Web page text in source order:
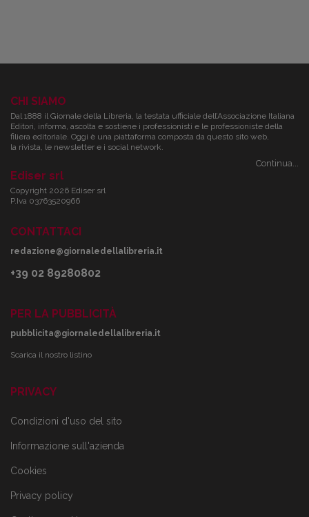
CHI SIAMO
Dal 1888 il Giornale della Libreria, la testata ufficiale dell’Associazione Italiana
Editori, informa, ascolta e sostiene i professionisti e le professioniste della
filiera editoriale. Oggi è una piattaforma composta da questo sito web,
la rivista, le newsletter e i social network.
Continua...
Ediser srl
Copyright 2026 Ediser srl
P.Iva 03763520966
CONTATTACI
redazione@giornaledellalibreria.it
+39 02 89280802
PER LA PUBBLICITÀ
pubblicita@giornaledellalibreria.it
Scarica il nostro listino
PRIVACY
Condizioni d'uso del sito
Informazione sull'azienda
Cookies
Privacy policy